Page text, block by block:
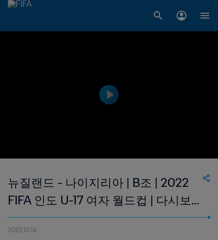
뉴질랜드 - 나이지리아 | B조 | 2022
FIFA 인도 U-17 여자 월드컵 | 다시보
기
2022.10.14